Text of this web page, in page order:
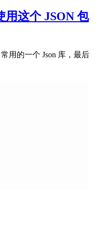
用这个 JSON 包
常用的一个 Json 库，最后